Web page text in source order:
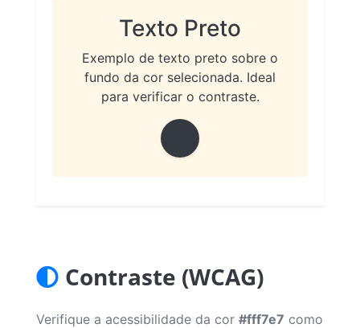
Texto Preto
Exemplo de texto preto sobre o
fundo da cor selecionada. Ideal
para verificar o contraste.
Contraste (WCAG)
Verifique a acessibilidade da cor #fff7e7 como